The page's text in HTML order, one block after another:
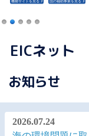
（国立環境研究所 地
EICネット
お知らせ